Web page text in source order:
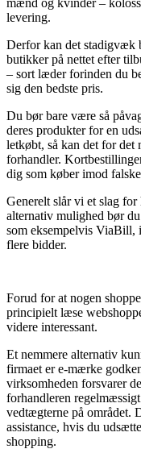
levering.
Derfor kan det stadigvæk
butikker på nettet efter
– sort læder forinden du
sig den bedste pris.
Du bør bare være så
deres produkter for en
letkøbt, så kan det for det
forhandler.
dig som køber imod
Generelt slår vi et slag
alternativ mulighed bør
som eksempelvis ViaBill,
flere bidder.
Forud for at nogen
principielt læse
videre interessant.
Et nemmere alternativ
firmaet er e-mærke
virksomheden forsvarer
forhandleren
vedtægterne på området.
assistance, hvis du
shopping.